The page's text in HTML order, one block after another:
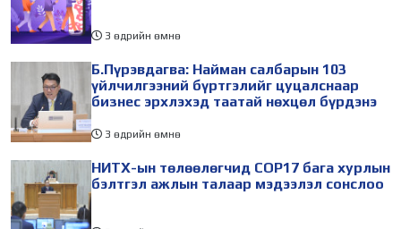
3 өдрийн өмнө
Б.Пүрэвдагва: Найман салбарын 103
үйлчилгээний бүртгэлийг цуцалснаар
бизнес эрхлэхэд таатай нөхцөл бүрдэнэ
3 өдрийн өмнө
НИТХ-ын төлөөлөгчид COP17 бага хурлын
бэлтгэл ажлын талаар мэдээлэл сонслоо